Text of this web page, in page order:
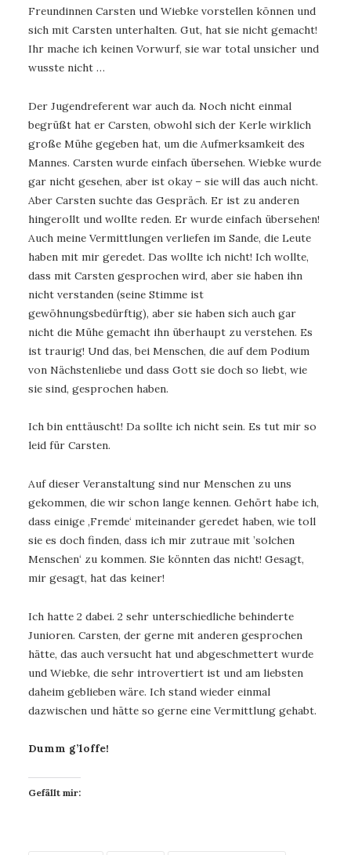
Freundinnen Carsten und Wiebke vorstellen können und
sich mit Carsten unterhalten. Gut, hat sie nicht gemacht!
Ihr mache ich keinen Vorwurf, sie war total unsicher und
wusste nicht …
Der Jugendreferent war auch da. Noch nicht einmal
begrüßt hat er Carsten, obwohl sich der Kerle wirklich
große Mühe gegeben hat, um die Aufmerksamkeit des
Mannes. Carsten wurde einfach übersehen. Wiebke wurde
gar nicht gesehen, aber ist okay – sie will das auch nicht.
Aber Carsten suchte das Gespräch. Er ist zu anderen
hingerollt und wollte reden. Er wurde einfach übersehen!
Auch meine Vermittlungen verliefen im Sande, die Leute
haben mit mir geredet. Das wollte ich nicht! Ich wollte,
dass mit Carsten gesprochen wird, aber sie haben ihn
nicht verstanden (seine Stimme ist
gewöhnungsbedürftig), aber sie haben sich auch gar
nicht die Mühe gemacht ihn überhaupt zu verstehen. Es
ist traurig! Und das, bei Menschen, die auf dem Podium
von Nächstenliebe und dass Gott sie doch so liebt, wie
sie sind, gesprochen haben.
Ich bin enttäuscht! Da sollte ich nicht sein. Es tut mir so
leid für Carsten.
Auf dieser Veranstaltung sind nur Menschen zu uns
gekommen, die wir schon lange kennen. Gehört habe ich,
dass einige ‚Fremde‘ miteinander geredet haben, wie toll
sie es doch finden, dass ich mir zutraue mit ’solchen
Menschen‘ zu kommen. Sie könnten das nicht! Gesagt,
mir gesagt, hat das keiner!
Ich hatte 2 dabei. 2 sehr unterschiedliche behinderte
Junioren. Carsten, der gerne mit anderen gesprochen
hätte, das auch versucht hat und abgeschmettert wurde
und Wiebke, die sehr introvertiert ist und am liebsten
daheim geblieben wäre. Ich stand wieder einmal
dazwischen und hätte so gerne eine Vermittlung gehabt.
Dumm g’loffe!
Gefällt mir: